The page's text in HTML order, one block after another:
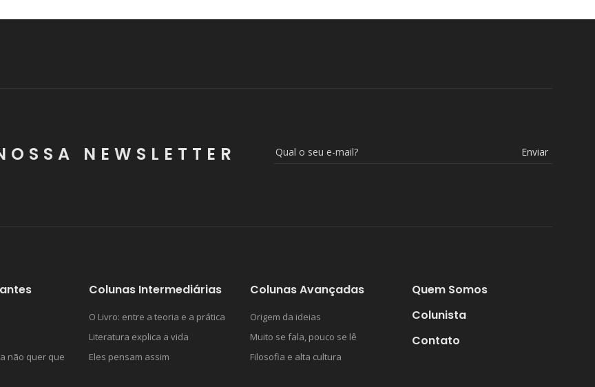
NEWSLETTER Enviar
não quer que
Colunas Intermediárias
O Livro: entre a teoria e a prática
Literatura explica a vida
Eles pensam assim
Colunas Avançadas
Origem da ideias
Muito se fala, pouco se lê
Filosofia e alta cultura
Quem Somos
Colunista
Contato